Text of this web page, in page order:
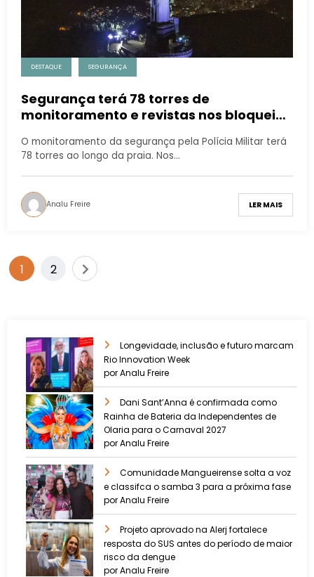
DESTAQUE SEGURANÇA
Segurança terá 78 torres de
monitoramento e revistas nos bloqueios
O monitoramento da segurança pela Polícia Militar terá
78 torres ao longo da praia. Nos…
Analu Freire LER MAIS
1 2
Longevidade, inclusão e futuro marcam
Rio Innovation Week
por Analu Freire
Dani Sant’Anna é confirmada como
Rainha de Bateria da Independentes de
Olaria para o Carnaval 2027
por Analu Freire
Comunidade Mangueirense solta a voz
e classifca o samba 3 para a próxima fase
por Analu Freire
Projeto aprovado na Alerj fortalece
resposta do SUS antes do período de maior
risco da dengue
por Analu Freire